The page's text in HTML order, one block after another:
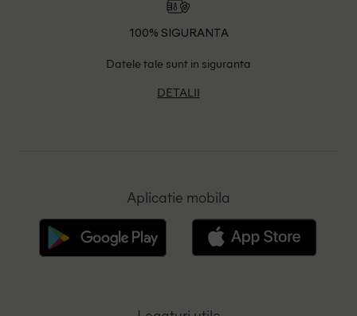
100% SIGURANTA
Datele tale sunt in siguranta
DETALII
Aplicatie mobila